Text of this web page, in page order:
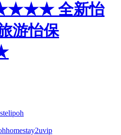
全新怡
游怡保